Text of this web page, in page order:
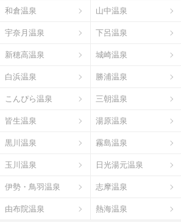
和倉温泉 山中温泉
宇奈月温泉 下呂温泉
新穂高温泉 城崎温泉
白浜温泉 勝浦温泉
こんぴら温泉 三朝温泉
皆生温泉 湯原温泉
黒川温泉 霧島温泉
玉川温泉 日光湯元温泉
伊勢・鳥羽温泉 志摩温泉
由布院温泉 熱海温泉